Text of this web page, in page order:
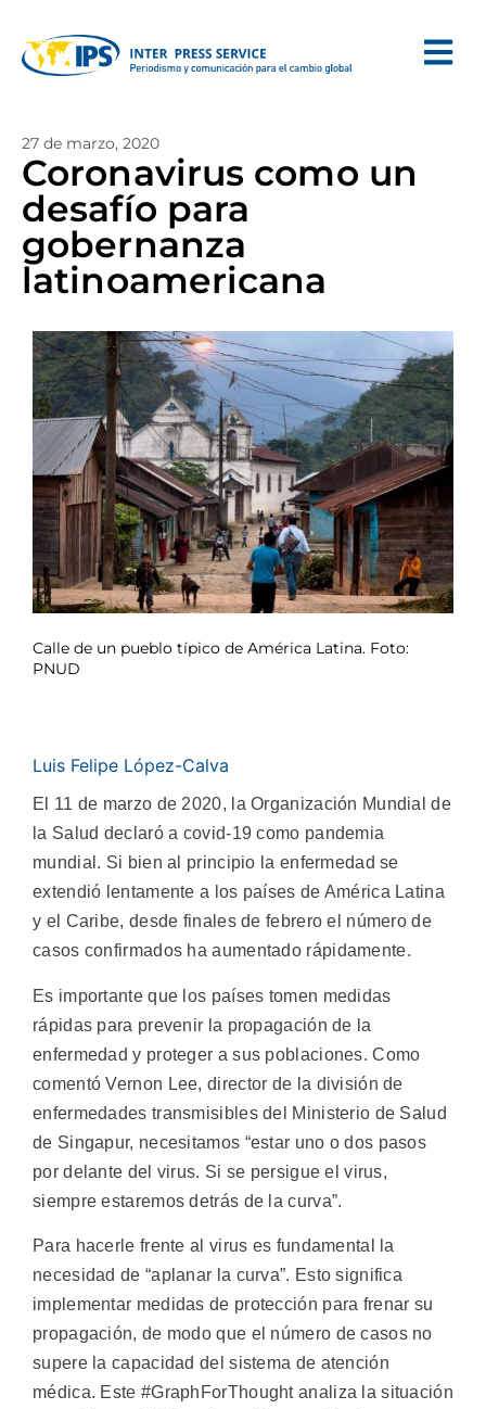
27 de marzo, 2020
Coronavirus como un
desafío para
gobernanza
latinoamericana
Calle de un pueblo típico de América Latina. Foto:
PNUD
Luis Felipe López-Calva
El 11 de marzo de 2020, la Organización Mundial de
la Salud declaró a covid-19 como pandemia
mundial. Si bien al principio la enfermedad se
extendió lentamente a los países de América Latina
y el Caribe, desde finales de febrero el número de
casos confirmados ha aumentado rápidamente.
Es importante que los países tomen medidas
rápidas para prevenir la propagación de la
enfermedad y proteger a sus poblaciones. Como
comentó Vernon Lee, director de la división de
enfermedades transmisibles del Ministerio de Salud
de Singapur, necesitamos “estar uno o dos pasos
por delante del virus. Si se persigue el virus,
siempre estaremos detrás de la curva”.
Para hacerle frente al virus es fundamental la
necesidad de “aplanar la curva”. Esto significa
implementar medidas de protección para frenar su
propagación, de modo que el número de casos no
supere la capacidad del sistema de atención
médica. Este #GraphForThought analiza la situación